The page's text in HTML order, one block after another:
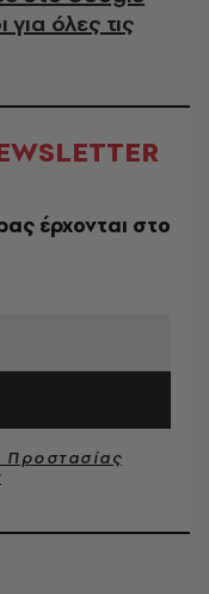
όλες τις
έρχονται στο
Προστασίας